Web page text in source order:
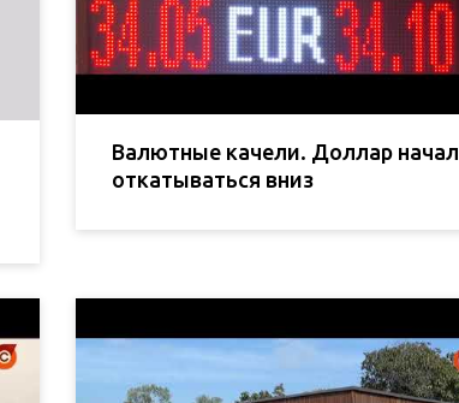
Валютные качели. Доллар начал
откатываться вниз